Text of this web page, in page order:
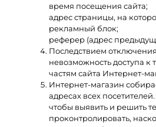
время посещения сайта;
адрес страницы, на
рекламный блок;
реферер (адрес
Последствием
невозможность доступа
частям сайта Интернет-
Интернет-магазин
адресах всех
чтобы выявить и решить
проконтролировать,